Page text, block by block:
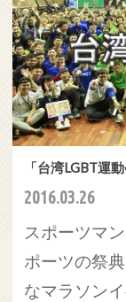
「台湾LGBT運
2016.03.26
スポーツマ
ポーツの祭
なマラソン